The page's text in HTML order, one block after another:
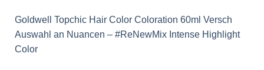
Goldwell Topchic Hair Color Coloration 60ml Versch
Auswahl an Nuancen – #ReNewMix Intense Highlight
Color